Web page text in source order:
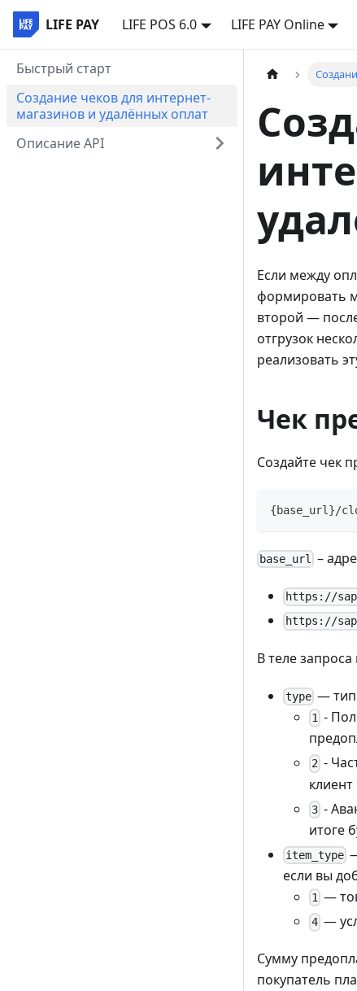
LIFE PAY LIFE POS 6.0 LIFE PAY Online
Быстрый старт
Создание чеков для интернет-
магазинов и удалённых оплат
Описание API
Если между
формировать
второй —
отгрузок
реализовать
Чек
Создайте чек
{base_url}/
base_url –
https://
https://
В теле
type — тип
1 -
2 -
3 -
итоге
item_type
если вы
1 —
4 —
Сумму
покупатель